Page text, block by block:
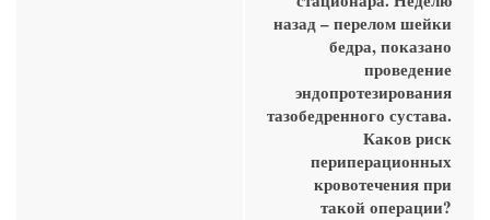
назад – перелом шейки
бедра, показано
проведение
эндопротезирования
тазобедренного сустава.
Каков риск
периперационных
кровотечения при
такой операции?